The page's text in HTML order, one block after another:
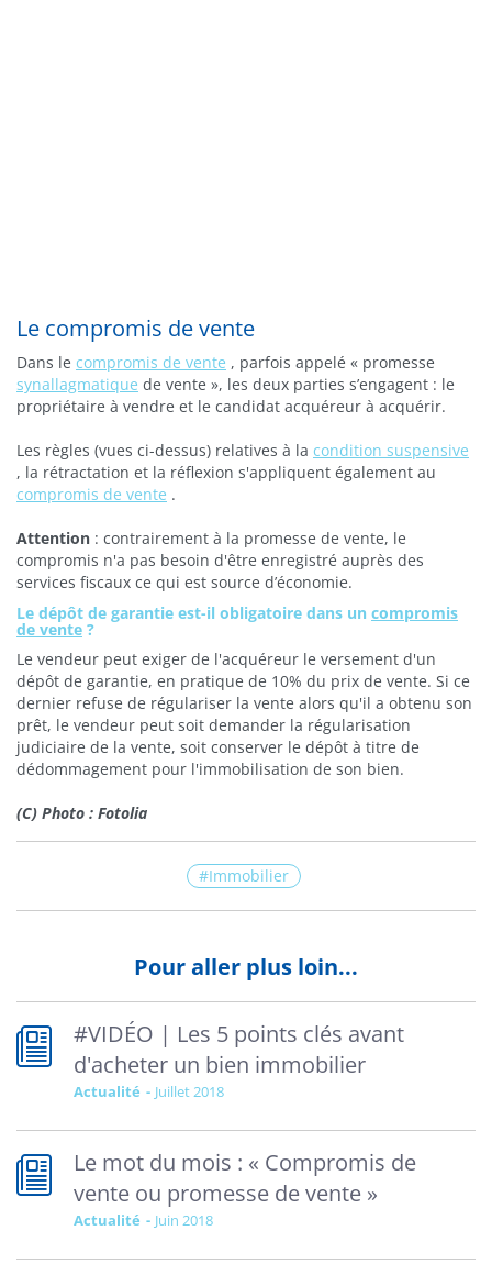
Le compromis de vente
Dans le compromis de vente , parfois appelé « promesse
synallagmatique de vente », les deux parties s’engagent : le
propriétaire à vendre et le candidat acquéreur à acquérir.
Les règles (vues ci-dessus) relatives à la condition suspensive
, la rétractation et la réflexion s'appliquent également au
compromis de vente .
Attention : contrairement à la promesse de vente, le
compromis n'a pas besoin d'être enregistré auprès des
services fiscaux ce qui est source d’économie.
Le dépôt de garantie est-il obligatoire dans un compromis
de vente ?
Le vendeur peut exiger de l'acquéreur le versement d'un
dépôt de garantie, en pratique de 10% du prix de vente. Si ce
dernier refuse de régulariser la vente alors qu'il a obtenu son
prêt, le vendeur peut soit demander la régularisation
judiciaire de la vente, soit conserver le dépôt à titre de
dédommagement pour l'immobilisation de son bien.
(C) Photo : Fotolia
Immobilier
Pour aller plus loin...
#VIDÉO | Les 5 points clés avant
d'acheter un bien immobilier
Actualité juillet 2018
Le mot du mois : « Compromis de
vente ou promesse de vente »
Actualité juin 2018